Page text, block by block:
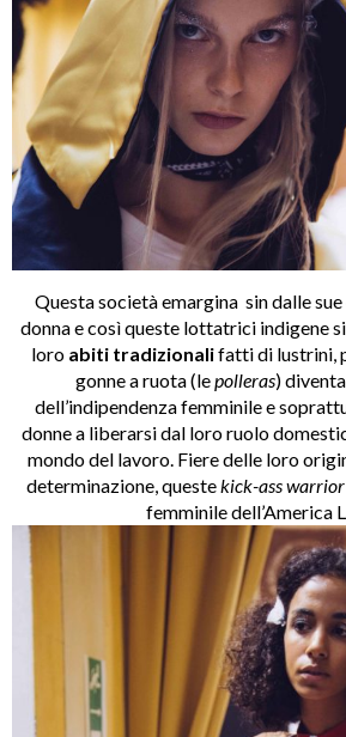
Questa società emargina sin dalle
donna e così queste lottatrici indigene
loro abiti tradizionalifatti di lustrini,
gonne a ruota (lepolleras)
dell’indipendenza femminile e
donne a liberarsi dal loro ruolo
mondo del lavoro. Fiere delle loro
determinazione, questekick-ass warrior
femminile dell’America